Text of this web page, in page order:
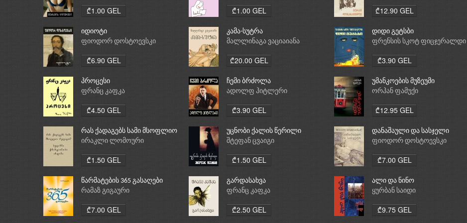
₾1.00 GEL ₾1.00 GEL ₾12.90 GEL
იდიოტი
ფიოდორ დოსტოევსკი
₾6.90 GEL
კამა-სუტრა
მალლინაგა ვაციაიანა
₾20.00 GEL
დიდი გეტსბი
ფრენსის სკოტ ფიცჯერალდი
₾3.90 GEL
პროცესი
ფრანც კაფკა
₾4.50 GEL
ჩემი ბრძოლა
ადოლფ ჰიტლერი
₾3.90 GEL
უმანკოების მუზეუმი
ორჰან ფამუქი
₾12.95 GEL
რას ქადაგებს სამი მსოფლიო
რელიგია: ბუდიზმი,
ირაკლი ლომოური
₾1.50 GEL
უცნობი ქალის წერილი
შტეფან ცვაიგი
₾1.50 GEL
დანაშაული და სასჯელი
ფიოდორ დოსტოევსკი
₾7.00 GEL
წარმატების 365 გასაღები
რამაზ გიგაური
₾7.00 GEL
გარდასახვა
ფრანც კაფკა
₾2.50 GEL
ალი და ნინო
ყურბან საიდი
₾9.75 GEL